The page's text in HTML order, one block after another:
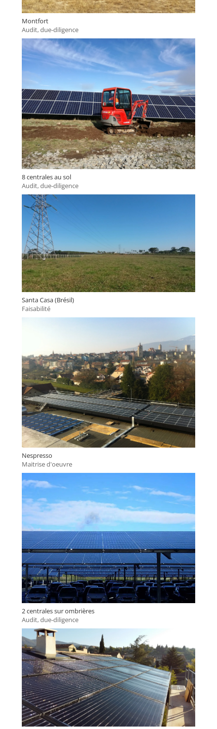
Montfort
Audit, due-diligence
8 centrales au sol
Audit, due-diligence
Santa Casa (Brésil)
Faisabilité
Nespresso
Maitrise d'oeuvre
2 centrales sur ombrières
Audit, due-diligence